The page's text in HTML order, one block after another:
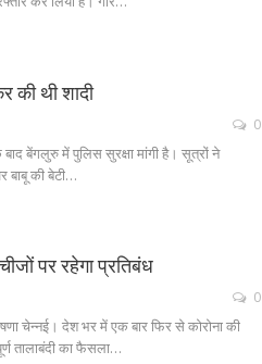
की थी शादी
0
बेंगलुरु में पुलिस सुरक्षा मांगी है। सूत्रों ने
बाबू की बेटी…
पर रहेगा प्रतिबंध
0
चेन्नई। देश भर में एक बार फिर से कोरोना की
तालाबंदी का फैसला…